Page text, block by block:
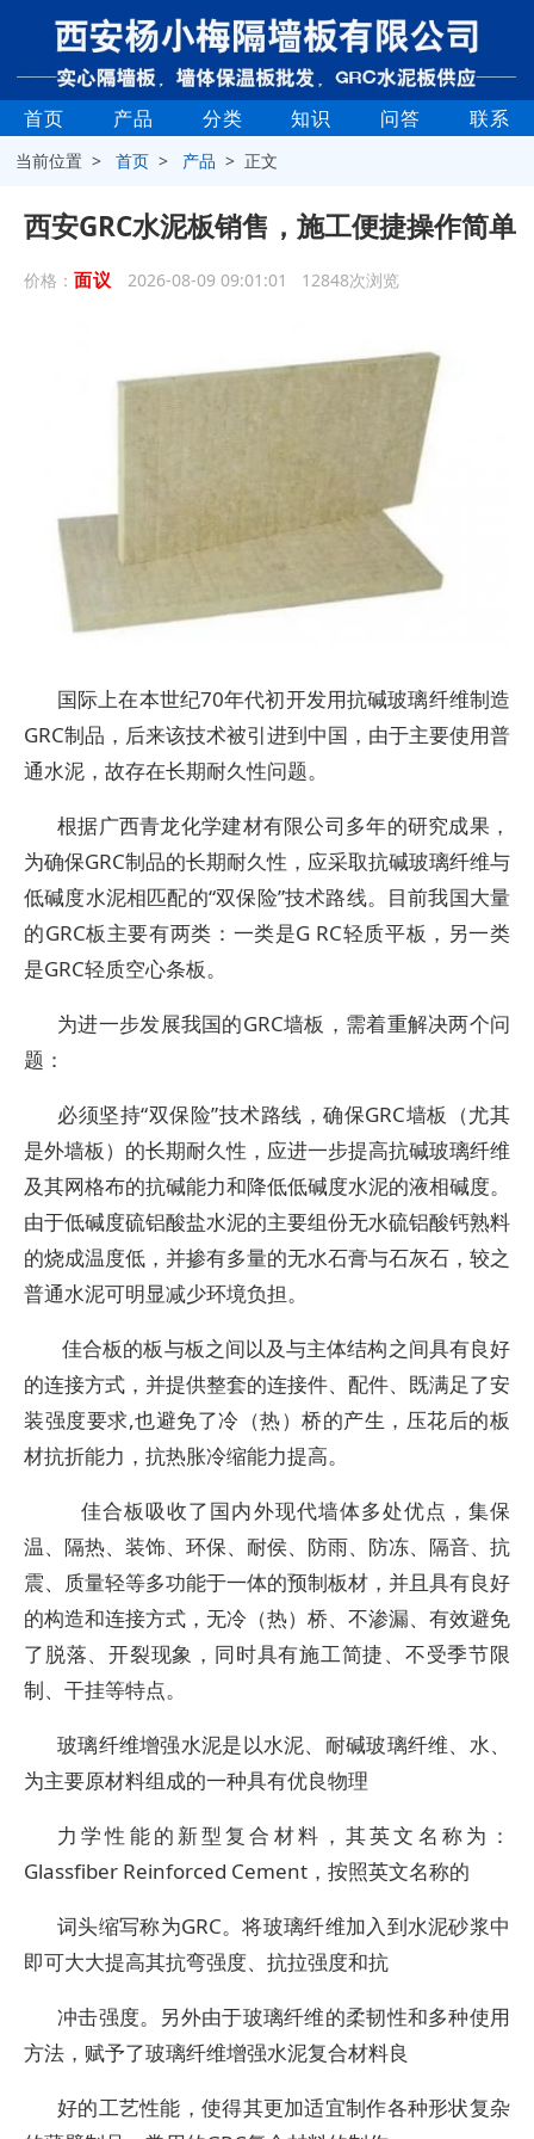
首页 产品 分类 知识 问答 联系
当前位置 >首页 > 产品 > 正文
西安GRC水泥板销售，施工便捷操作简单
价格： 面议 2026-08-09 09:01:01 12848次浏览
国际上在本世纪70年代初开发用抗碱玻璃纤维制造
GRC制品，后来该技术被引进到中国，由于主要使用普
通水泥，故存在长期耐久性问题。
根据广西青龙化学建材有限公司多年的研究成果，
为确保GRC制品的长期耐久性，应采取抗碱玻璃纤维与
低碱度水泥相匹配的“双保险”技术路线。目前我国大量
的GRC板主要有两类：一类是G RC轻质平板，另一类
是GRC轻质空心条板。
为进一步发展我国的GRC墙板，需着重解决两个问
题：
必须坚持“双保险”技术路线，确保GRC墙板（尤其
是外墙板）的长期耐久性，应进一步提高抗碱玻璃纤维
及其网格布的抗碱能力和降低低碱度水泥的液相碱度。
由于低碱度硫铝酸盐水泥的主要组份无水硫铝酸钙熟料
的烧成温度低，并掺有多量的无水石膏与石灰石，较之
普通水泥可明显减少环境负担。
佳合板的板与板之间以及与主体结构之间具有良好
的连接方式，并提供整套的连接件、配件、既满足了安
装强度要求,也避免了冷（热）桥的产生，压花后的板
材抗折能力，抗热胀冷缩能力提高。
佳合板吸收了国内外现代墙体多处优点，集保
温、隔热、装饰、环保、耐侯、防雨、防冻、隔音、抗
震、质量轻等多功能于一体的预制板材，并且具有良好
的构造和连接方式，无冷（热）桥、不渗漏、有效避免
了脱落、开裂现象，同时具有施工简捷、不受季节限
制、干挂等特点。
玻璃纤维增强水泥是以水泥、耐碱玻璃纤维、水、
为主要原材料组成的一种具有优良物理
力学性能的新型复合材料，其英文名称为：
Glassfiber Reinforced Cement，按照英文名称的
词头缩写称为GRC。将玻璃纤维加入到水泥砂浆中
即可大大提高其抗弯强度、抗拉强度和抗
冲击强度。另外由于玻璃纤维的柔韧性和多种使用
方法，赋予了玻璃纤维增强水泥复合材料良
好的工艺性能，使得其更加适宜制作各种形状复杂